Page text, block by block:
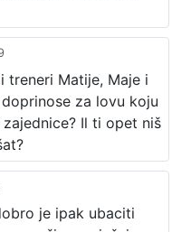
treneri Matije, Maje i
za lovu koju
Il ti opet niš
je ipak ubaciti